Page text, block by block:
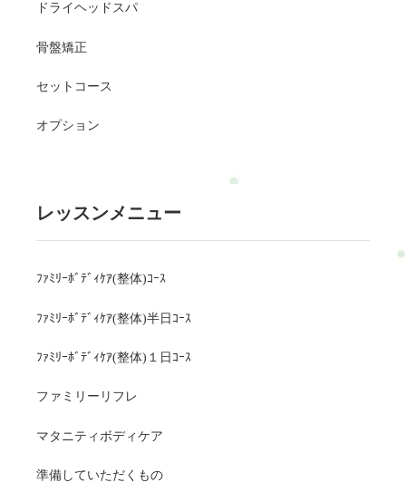
ドライヘッドスパ
骨盤矯正
セットコース
オプション
レッスンメニュー
ﾌｧﾐﾘｰﾎﾞﾃﾞｨｹｱ(整体)ｺｰｽ
ﾌｧﾐﾘｰﾎﾞﾃﾞｨｹｱ(整体)半日ｺｰｽ
ﾌｧﾐﾘｰﾎﾞﾃﾞｨｹｱ(整体)１日ｺｰｽ
ファミリーリフレ
マタニティボディケア
準備していただくもの